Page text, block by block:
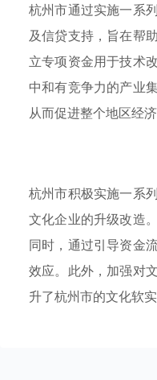
杭州市通过实施一系
及信贷支持，旨在帮
立专项资金用于技术
中和有竞争力的产业
从而促进整个地区经
杭州市积极实施一系列
文化企业的升级改造
同时，通过引导资金
效应。此外，加强对
升了杭州市的文化软